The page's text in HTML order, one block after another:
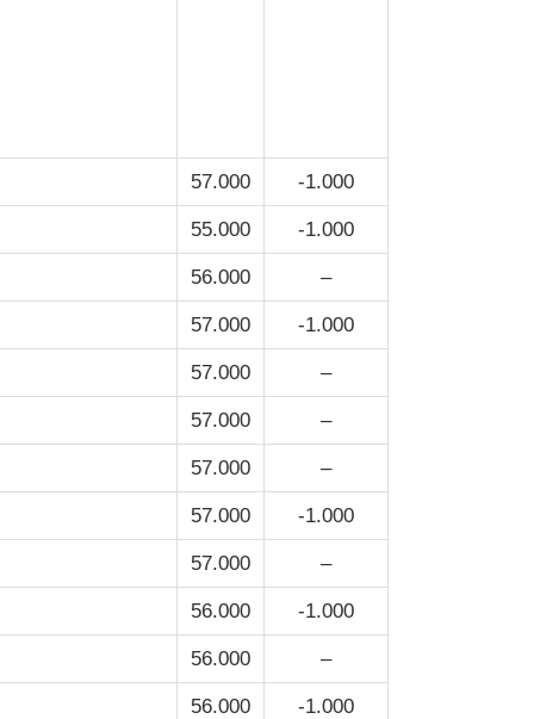
57.000 -1.000
55.000 -1.000
56.000 –
57.000 -1.000
57.000 –
57.000 –
57.000 –
57.000 -1.000
57.000 –
56.000 -1.000
56.000 –
56.000 -1.000